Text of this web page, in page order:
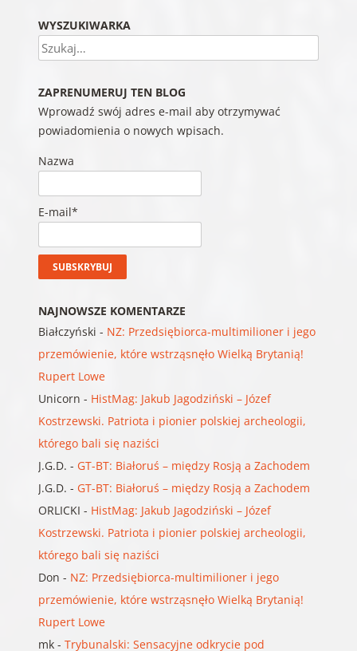
WYSZUKIWARKA
Szukaj
ZAPRENUMERUJ TEN BLOG
Wprowadź swój adres e-mail aby otrzymywać
powiadomienia o nowych wpisach.
Nazwa
E-mail*
NAJNOWSZE KOMENTARZE
Białczyński - NZ: Przedsiębiorca-multimilioner i jego
przemówienie, które wstrząsnęło Wielką Brytanią!
Rupert Lowe
Unicorn - HistMag: Jakub Jagodziński – Józef
Kostrzewski. Patriota i pionier polskiej archeologii,
którego bali się naziści
J.G.D. - GT-BT: Białoruś – między Rosją a Zachodem
J.G.D. - GT-BT: Białoruś – między Rosją a Zachodem
ORLICKI - HistMag: Jakub Jagodziński – Józef
Kostrzewski. Patriota i pionier polskiej archeologii,
którego bali się naziści
Don - NZ: Przedsiębiorca-multimilioner i jego
przemówienie, które wstrząsnęło Wielką Brytanią!
Rupert Lowe
mk- Trybunalski: Sensacyjne odkrycie pod